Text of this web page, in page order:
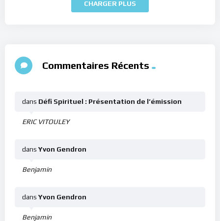
CHARGER PLUS
Commentaires Récents
ERIC VITOULEY
dans Défi Spirituel : Présentation de l’émission
Benjamin
dans Yvon Gendron
Benjamin
dans Yvon Gendron